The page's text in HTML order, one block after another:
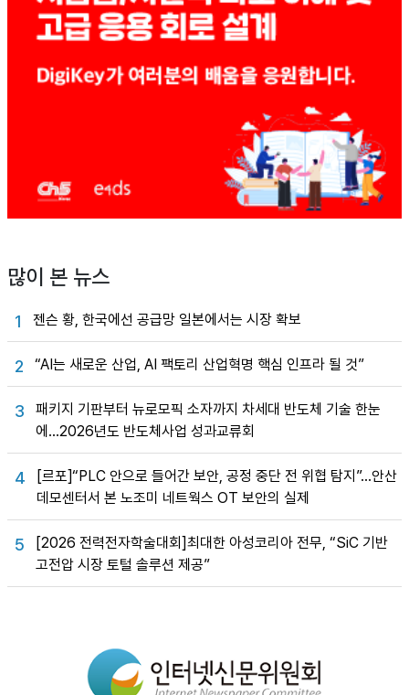
많이 본 뉴스
1 젠슨 황, 한국에선 공급망 일본에서는 시장 확보
2 “AI는 새로운 산업, AI 팩토리 산업혁명 핵심 인프라 될 것”
3
패키지 기판부터 뉴로모픽 소자까지 차세대 반도체 기술 한눈
에…2026년도 반도체사업 성과교류회
4
[르포]“PLC 안으로 들어간 보안, 공정 중단 전 위협 탐지”…안산
데모센터서 본 노조미 네트웍스 OT 보안의 실제
5
[2026 전력전자학술대회]최대한 아성코리아 전무, “SiC 기반
고전압 시장 토털 솔루션 제공”